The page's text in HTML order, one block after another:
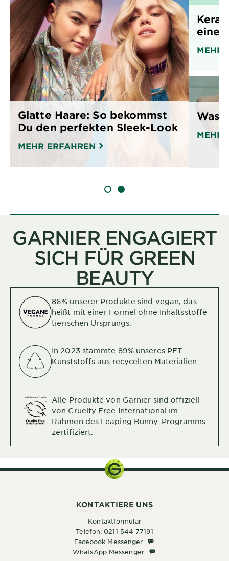
Glatte Haare: So bekommst
Du den perfekten Sleek-Look
MEHR ERFAHREN
MEHR
Was
MEHR
SLIDE 1SLIDE 2
GARNIER ENGAGIERT
SICH FÜR GREEN
BEAUTY
86% unserer Produkte sind vegan, das
heißt mit einer Formel ohne Inhaltsstoffe
tierischen Ursprungs.
In 2023 stammte 89% unseres PET-
Kunststoffs aus recycelten Materialien
Alle Produkte von Garnier sind offiziell
von Cruelty Free International im
Rahmen des Leaping Bunny-Programms
zertifiziert.
KONTAKTIERE UNS
Kontaktformular
Telefon: 0211 544 77191
Facebook Messenger Facebook Messenger
WhatsApp MessengerWhatsApp Messenger